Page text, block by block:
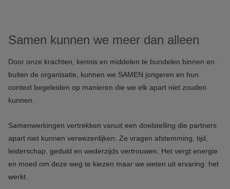
Samen kunnen we meer dan alleen
Door onze krachten, kennis en middelen te bundelen binnen en
buiten de organisatie, kunnen we SAMEN jongeren en hun
context begeleiden op manieren die we elk apart niet zouden
kunnen.
Samenwerkingen vertrekken vanuit een doelstelling die partners
apart niet kunnen verwezenlijken. Ze vragen afstemming, tijd,
leiderschap, geduld en wederzijds vertrouwen. Het vergt energie
en moed om deze weg te kiezen maar we weten uit ervaring: het
werkt.